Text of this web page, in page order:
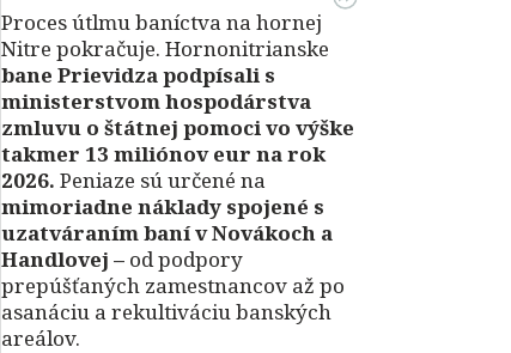
Proces útlmu baníctva na hornej
Nitre pokračuje. Hornonitrianske
bane Prievidza podpísali s
ministerstvom hospodárstva
zmluvu o štátnej pomoci vo výške
takmer 13 miliónov eur na rok
2026. Peniaze sú určené na
mimoriadne náklady spojené s
uzatváraním baní v Novákoch a
Handlovej – od podpory
prepúšťaných zamestnancov až po
asanáciu a rekultiváciu banských
areálov.